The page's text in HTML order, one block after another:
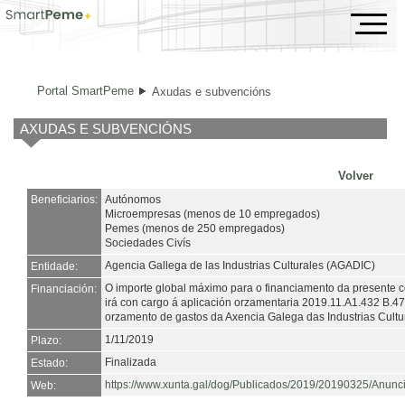
Axudas e subvencións
Portal SmartPeme Axudas e subvencións
AXUDAS E SUBVENCIÓNS
Volver
Beneficiarios: Autónomos
Microempresas (menos de 10 empregados)
Pemes (menos de 250 empregados)
Sociedades Civís
Entidade:
Agencia Gallega de las Industrias Culturales (AGADIC)
Financiación:
O importe global máximo para o financiamento da presente
irá con cargo á aplicación orzamentaria 2019.11.A1.432
orzamento de gastos da Axencia Galega das Industrias
Plazo:
1/11/2019
Estado:
Finalizada
Web:
https://www.xunta.gal/dog/Publicados/2019/20190325/